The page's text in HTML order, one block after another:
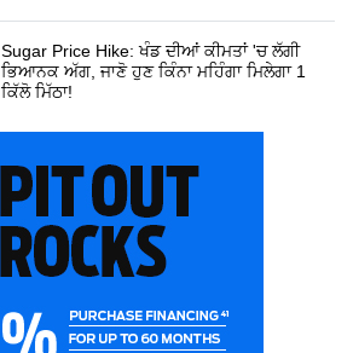
Sugar Price Hike: ਖੰਡ ਦੀਆਂ ਕੀਮਤਾਂ 'ਚ ਲੱਗੀ
ਭਿਆਨਕ ਅੱਗ, ਜਾਣੋ ਹੁਣ ਕਿੰਨਾ ਮਹਿੰਗਾ ਮਿਲੇਗਾ 1
ਕਿੱਲੋ ਮਿੱਠਾ!